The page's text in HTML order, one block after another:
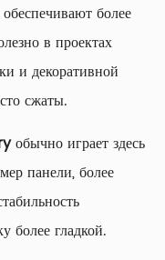
более
в проектах
и декоративной
сжаты.
обычно играет здесь
панели, более
более гладкой.